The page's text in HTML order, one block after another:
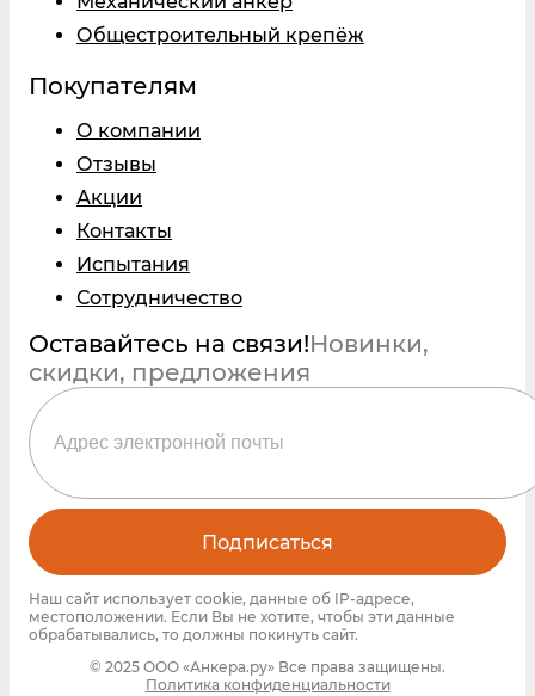
Общестроительный крепёж
Покупателям
О компании
Отзывы
Акции
Контакты
Испытания
Сотрудничество
Оставайтесь на связи!Новинки,
скидки, предложения
Подписаться
Наш сайт использует cookie, данные об IP-адресе,
местоположении. Если Вы не хотите, чтобы эти данные
обрабатывались, то должны покинуть сайт.
© 2025 ООО «Анкера.ру» Все права защищены.
Политика конфиденциальности